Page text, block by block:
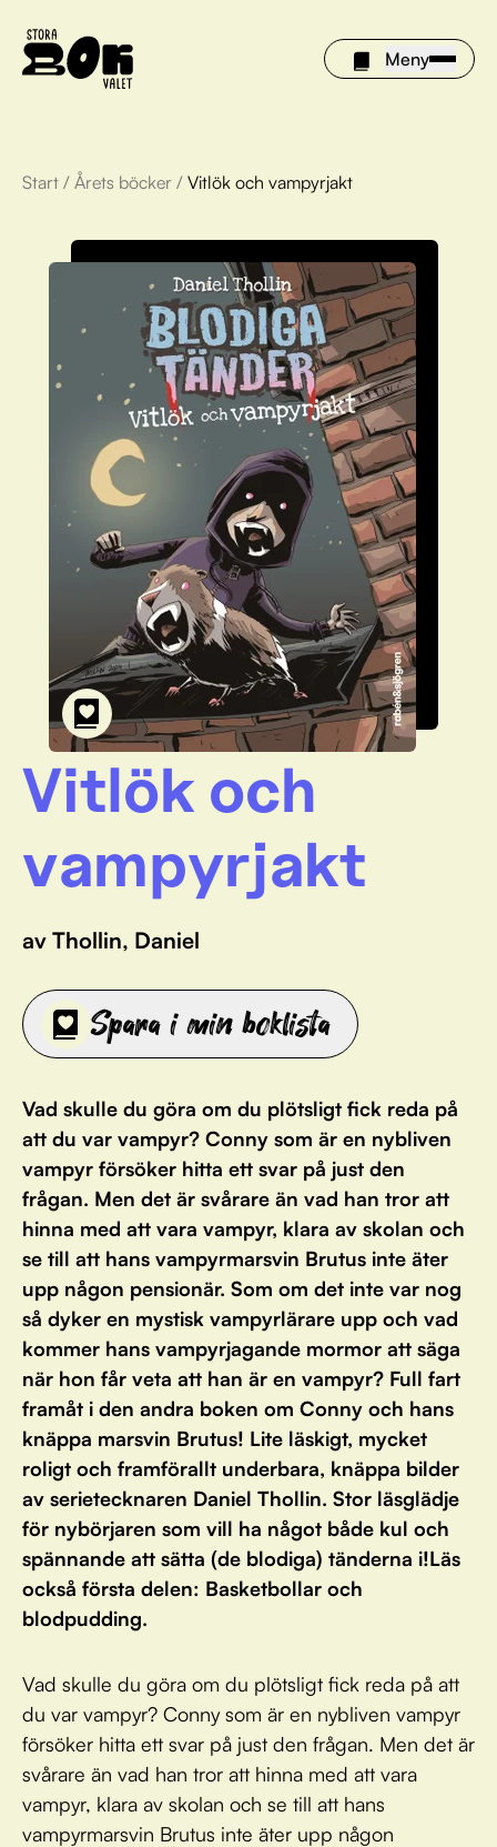
Meny
Årets böcker
Om Stora bokvalet
Olivia tipsar
Vinnare
För bibliotek
Start / Årets böcker / Vitlök och vampyrjakt
Vitlök och
vampyrjakt
av Thollin, Daniel
Spara i min boklista
Vad skulle du göra om du plötsligt fick reda på
att du var vampyr? Conny som är en nybliven
vampyr försöker hitta ett svar på just den
frågan. Men det är svårare än vad han tror att
hinna med att vara vampyr, klara av skolan och
se till att hans vampyrmarsvin Brutus inte äter
upp någon pensionär. Som om det inte var nog
så dyker en mystisk vampyrlärare upp och vad
kommer hans vampyrjagande mormor att säga
när hon får veta att han är en vampyr? Full fart
framåt i den andra boken om Conny och hans
knäppa marsvin Brutus! Lite läskigt, mycket
roligt och framförallt underbara, knäppa bilder
av serietecknaren Daniel Thollin. Stor läsglädje
för nybörjaren som vill ha något både kul och
spännande att sätta (de blodiga) tänderna i!Läs
också första delen: Basketbollar och
blodpudding.
Vad skulle du göra om du plötsligt fick reda på att
du var vampyr? Conny som är en nybliven vampyr
försöker hitta ett svar på just den frågan. Men det är
svårare än vad han tror att hinna med att vara
vampyr, klara av skolan och se till att hans
vampyrmarsvin Brutus inte äter upp någon